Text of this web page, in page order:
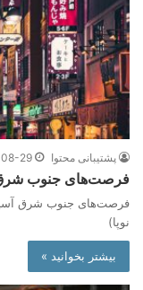
پشتیبانی محتوا 29
فرصت‌های جنوب شرق
فرصت‌های جنوب شرق آسیا
نوپا)
بیشتر بخوانید »